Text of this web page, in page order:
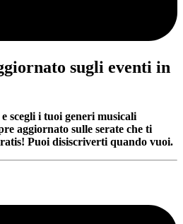
sugli eventi in
scegli i tuoi generi musicali
aggiornato sulle serate che ti
Puoi disiscriverti quando vuoi.